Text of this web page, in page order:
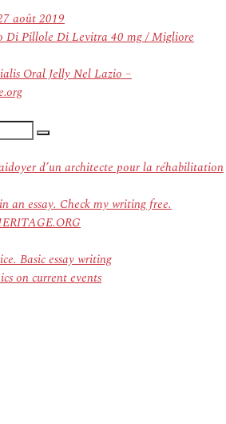
août 2019
Di Pillole Di Levitra 40 mg / Migliore
Oral Jelly Nel Lazio –
Recherche
d’un architecte pour la réhabilitation
an essay. Check my writing free.
Basic essay writing
on current events